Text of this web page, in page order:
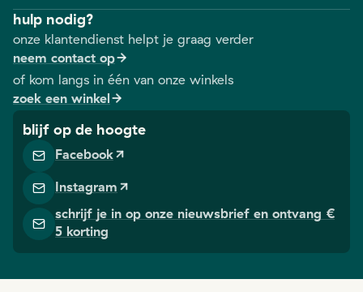
hulp nodig?
onze klantendienst helpt je graag verder
neem contact op
of kom langs in één van onze winkels
zoek een winkel
blijf op de hoogte
Facebook
Instagram
schrijf je in op onze nieuwsbrief en ontvang €
5 korting